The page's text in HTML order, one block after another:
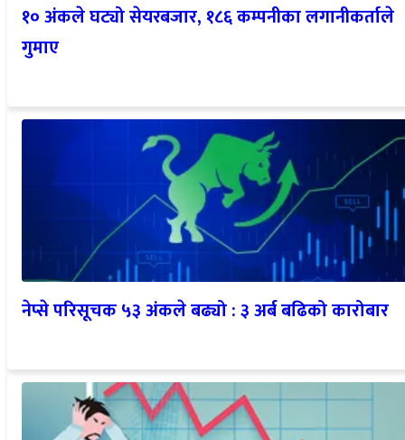
१० अंकले घट्यो सेयरबजार, १८६ कम्पनीका लगानीकर्ताले
गुमाए
नेप्से परिसूचक ५३ अंकले बढ्यो : ३ अर्ब बढिको कारोबार